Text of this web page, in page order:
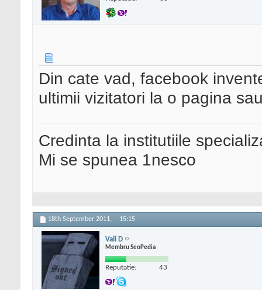
Din cate vad, facebook
ultimii vizitatori la o pagina
Credinta la institutiile
Mi se spunea 1nesco
18th September 2011, 15:15
Vali D
Membru SeoPedia
Reputatie: 43